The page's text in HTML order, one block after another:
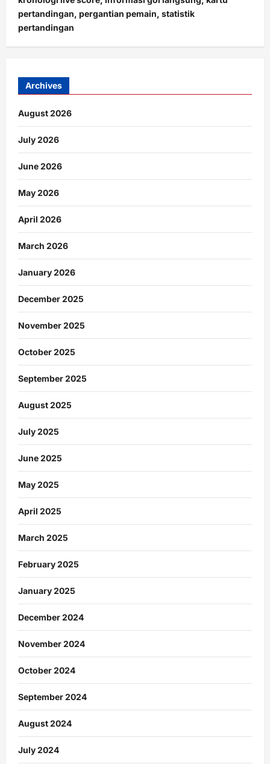
pertandingan, pergantian pemain, statistik
pertandingan
Archives
August 2026
July 2026
June 2026
May 2026
April 2026
March 2026
January 2026
December 2025
November 2025
October 2025
September 2025
August 2025
July 2025
June 2025
May 2025
April 2025
March 2025
February 2025
January 2025
December 2024
November 2024
October 2024
September 2024
August 2024
July 2024